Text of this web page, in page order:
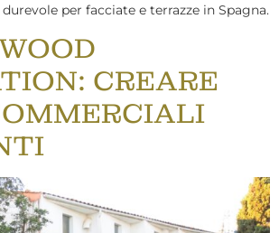
per facciate e terrazze in Spagna.
CREARE